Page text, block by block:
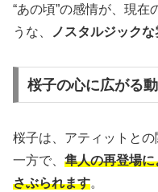
“あの頃”の感情が、現在
うな、
ノスタルジック
桜子の心に広がる
桜子は、アティットと
一方で、 隼人の再登場
さぶられます。